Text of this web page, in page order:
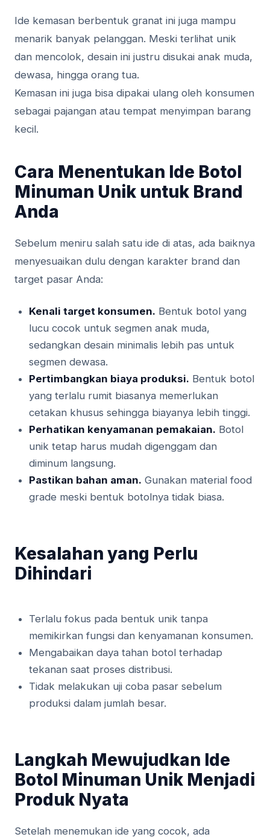
Ide kemasan berbentuk granat ini juga mampu
menarik banyak pelanggan. Meski terlihat unik
dan mencolok, desain ini justru disukai anak muda,
dewasa, hingga orang tua.
Kemasan ini juga bisa dipakai ulang oleh konsumen
sebagai pajangan atau tempat menyimpan barang
kecil.
Cara Menentukan Ide Botol
Minuman Unik untuk Brand
Anda
Sebelum meniru salah satu ide di atas, ada baiknya
menyesuaikan dulu dengan karakter brand dan
target pasar Anda:
Kenali target konsumen. Bentuk botol yang
lucu cocok untuk segmen anak muda,
sedangkan desain minimalis lebih pas untuk
segmen dewasa.
Pertimbangkan biaya produksi. Bentuk botol
yang terlalu rumit biasanya memerlukan
cetakan khusus sehingga biayanya lebih tinggi.
Perhatikan kenyamanan pemakaian. Botol
unik tetap harus mudah digenggam dan
diminum langsung.
Pastikan bahan aman. Gunakan material food
grade meski bentuk botolnya tidak biasa.
Kesalahan yang Perlu
Dihindari
Terlalu fokus pada bentuk unik tanpa
memikirkan fungsi dan kenyamanan konsumen.
Mengabaikan daya tahan botol terhadap
tekanan saat proses distribusi.
Tidak melakukan uji coba pasar sebelum
produksi dalam jumlah besar.
Langkah Mewujudkan Ide
Botol Minuman Unik Menjadi
Produk Nyata
Setelah menemukan ide yang cocok, ada